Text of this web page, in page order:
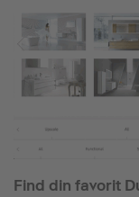
Find din favorit